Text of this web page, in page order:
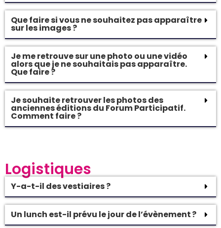
Que faire si vous ne souhaitez pas apparaître
sur les images ?
Je me retrouve sur une photo ou une vidéo
alors que je ne souhaitais pas apparaître.
Que faire ?
Je souhaite retrouver les photos des
anciennes éditions du Forum Participatif.
Comment faire ?
Logistiques
Y-a-t-il des vestiaires ?
Un lunch est-il prévu le jour de l’évènement ?